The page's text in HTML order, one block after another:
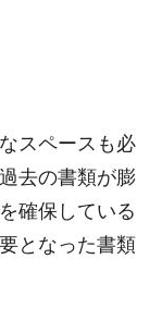
スペースも必
去の書類が膨
確保している
となった書類